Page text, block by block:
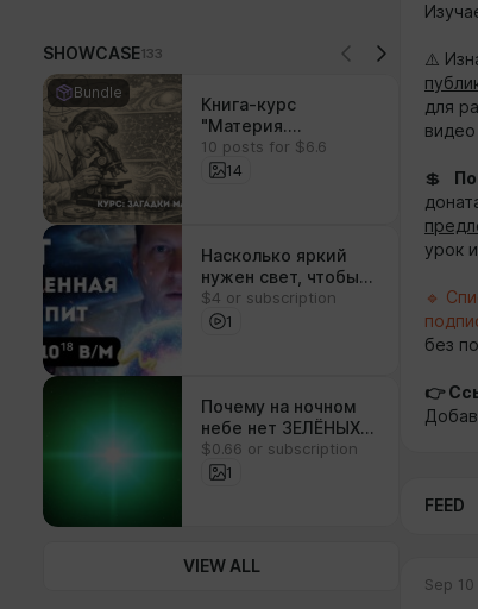
SHOWCASE133
Bundle
Книга-курс
"Материя.
Инструкция к
реальности,
10 posts for $6.6
14
Насколько яркий
нужен свет, чтобы
Вселенная
сварилась в
$4 or subscription
1
Почему на ночном
небе нет ЗЕЛЁНЫХ
звёзд?
$0.66 or subscription
1
VIEW ALL
⚠️
для
💲
урок
🔹
без
👉
FEED
Sep